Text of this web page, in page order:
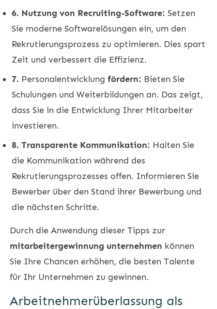
6. Nutzung von Recruiting-Software: Setzen
Sie moderne Softwarelösungen ein, um den
Rekrutierungsprozess zu optimieren. Dies spart
Zeit und verbessert die Effizienz.
7. Personalentwicklung fördern: Bieten Sie
Schulungen und Weiterbildungen an. Das zeigt,
dass Sie in die Entwicklung Ihrer Mitarbeiter
investieren.
8. Transparente Kommunikation: Halten Sie
die Kommunikation während des
Rekrutierungsprozesses offen. Informieren Sie
Bewerber über den Stand ihrer Bewerbung und
die nächsten Schritte.
Durch die Anwendung dieser Tipps zur
mitarbeitergewinnung unternehmen können
Sie Ihre Chancen erhöhen, die besten Talente
für Ihr Unternehmen zu gewinnen.
Arbeitnehmerüberlassung als